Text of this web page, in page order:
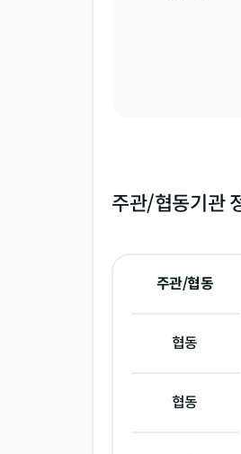
주관/협동기관
주관/협동
협동
협동